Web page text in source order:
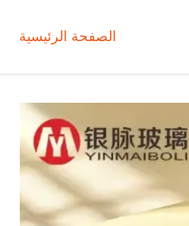
الصفحة الرئيسية
وعاء كريم الوجه